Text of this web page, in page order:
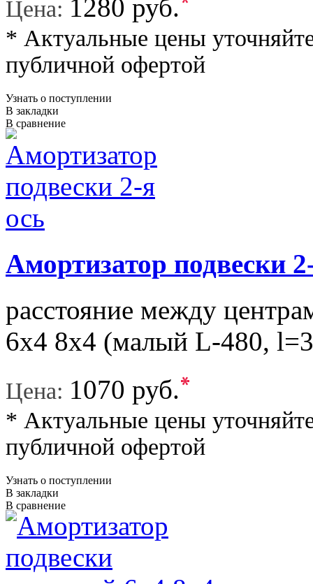
Цена: 1280 руб.
* Актуальные цены
публичной офертой
Узнать о поступлении
В закладки
В сравнение
Амортизатор подвески
расстояние между
6х4 8x4 (малый L-480,
Цена: 1070 руб.*
* Актуальные цены
публичной офертой
Узнать о поступлении
В закладки
В сравнение